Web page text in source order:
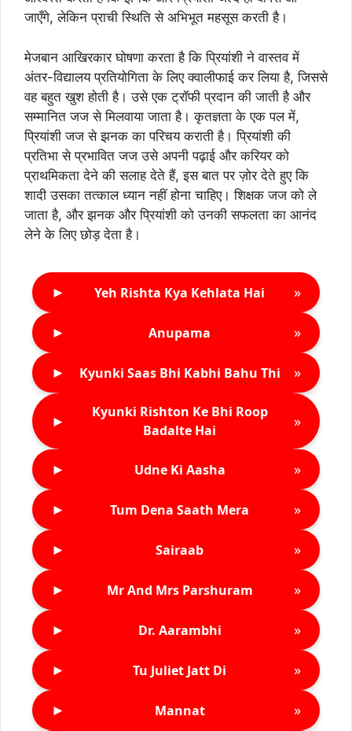
जाएँगे, लेकिन प्राची स्थिति से अभिभूत महसूस करती है।
मेजबान आखिरकार घोषणा करता है कि प्रियांशी ने वास्तव में
अंतर-विद्यालय प्रतियोगिता के लिए क्वालीफाई कर लिया है, जिससे
वह बहुत खुश होती है। उसे एक ट्रॉफी प्रदान की जाती है और
सम्मानित जज से मिलवाया जाता है। कृतज्ञता के एक पल में,
प्रियांशी जज से झनक का परिचय कराती है। प्रियांशी की
प्रतिभा से प्रभावित जज उसे अपनी पढ़ाई और करियर को
प्राथमिकता देने की सलाह देते हैं, इस बात पर ज़ोर देते हुए कि
शादी उसका तत्काल ध्यान नहीं होना चाहिए। शिक्षक जज को ले
जाता है, और झनक और प्रियांशी को उनकी सफलता का आनंद
लेने के लिए छोड़ देता है।
► Yeh Rishta Kya Kehlata Hai »
► Anupama »
► Kyunki Saas Bhi Kabhi Bahu Thi »
►
Kyunki Rishton Ke Bhi Roop
Badalte Hai
»
► Udne Ki Aasha »
► Tum Dena Saath Mera »
► Sairaab »
► Mr And Mrs Parshuram »
► Dr. Aarambhi »
► Tu Juliet Jatt Di »
► Mannat »